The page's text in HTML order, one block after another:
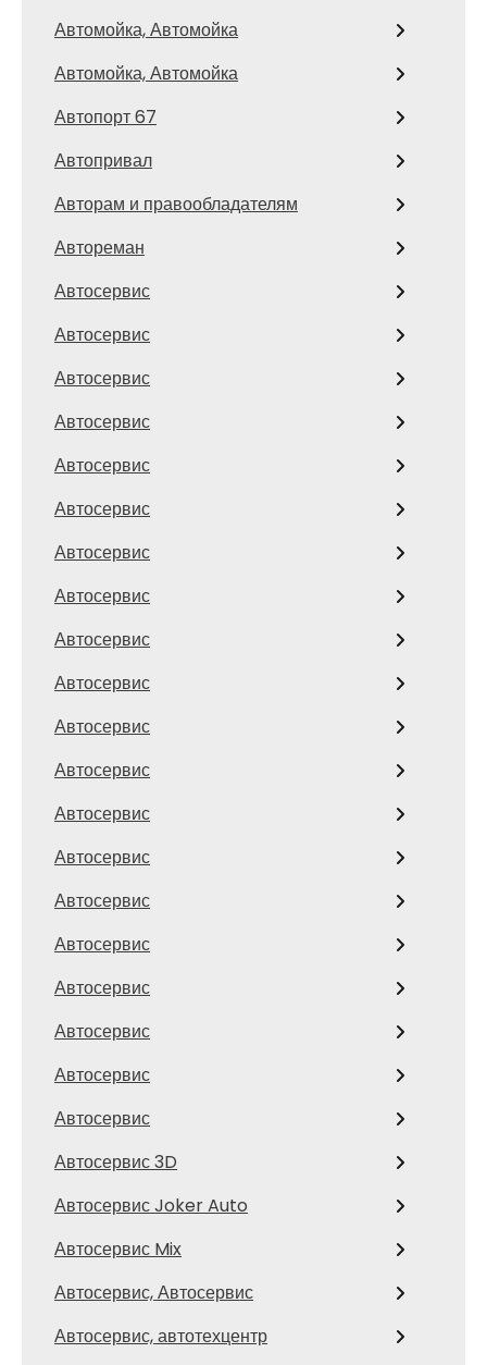
Автомойка, Автомойка
Автомойка, Автомойка
Автопорт 67
Автопривал
Авторам и правообладателям
Автореман
Автосервис
Автосервис
Автосервис
Автосервис
Автосервис
Автосервис
Автосервис
Автосервис
Автосервис
Автосервис
Автосервис
Автосервис
Автосервис
Автосервис
Автосервис
Автосервис
Автосервис
Автосервис
Автосервис
Автосервис
Автосервис 3D
Автосервис Joker Auto
Автосервис Mix
Автосервис, Автосервис
Автосервис, автотехцентр